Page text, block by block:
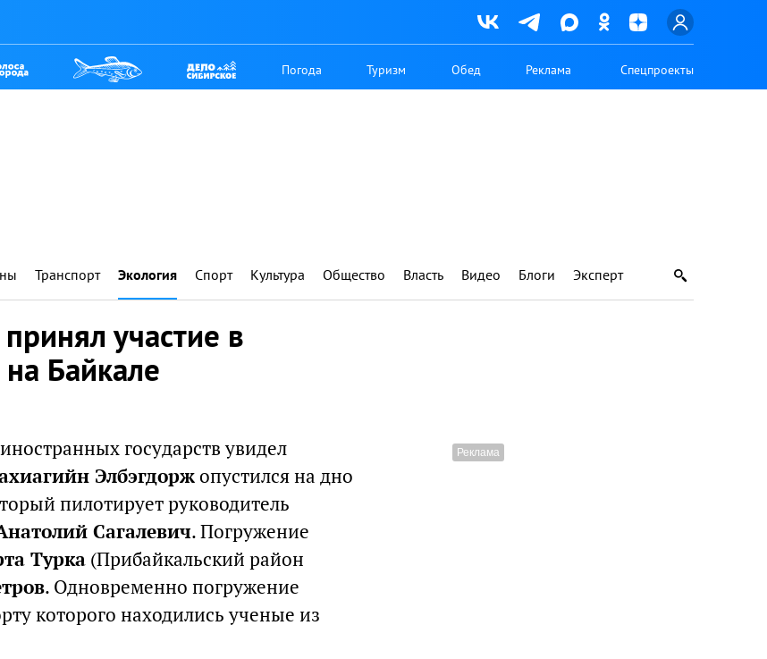
Погода Туризм Обед Реклама Спецпроекты
Транспорт Экология Спорт Культура Общество Власть Видео Блоги Эксперт
участие в
Байкале
государств увидел
Элбэгдоржопустился на дно
пилотирует руководитель
Сагалевич. Погружение
Турка (Прибайкальский район
. Одновременно погружение
которого находились ученые из